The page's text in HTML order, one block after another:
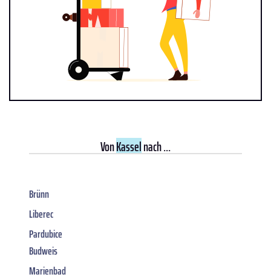
VonKasselnach ...
Brünn
Liberec
Pardubice
Budweis
Marienbad